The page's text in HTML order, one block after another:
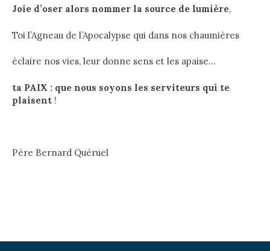
Joie d’oser alors nommer la source de lumière,
Toi l’Agneau de l’Apocalypse qui dans nos chaumières
éclaire nos vies, leur donne sens et les apaise…
ta PAIX : que nous soyons les serviteurs qui te
plaisent !
Père Bernard Quéruel